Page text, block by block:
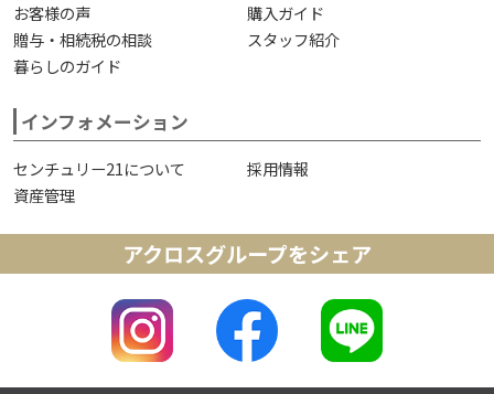
お客様の声
購入ガイド
贈与・相続税の相談
スタッフ紹介
暮らしのガイド
インフォメーション
センチュリー21について
採用情報
資産管理
アクロスグループをシェア